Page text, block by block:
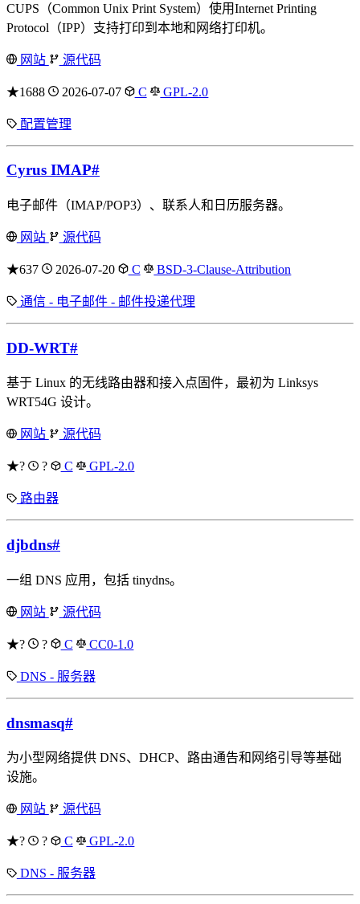
CUPS（Common Unix Print System）使用Internet Printing
Protocol（IPP）支持打印到本地和网络打印机。
网站 源代码
★1688 2026-07-07 C GPL-2.0
配置管理
Cyrus IMAP#
电子邮件（IMAP/POP3）、联系人和日历服务器。
网站 源代码
★637 2026-07-20 C BSD-3-Clause-Attribution
通信 - 电子邮件 - 邮件投递代理
DD-WRT#
基于 Linux 的无线路由器和接入点固件，最初为 Linksys
WRT54G 设计。
网站 源代码
★? ? C GPL-2.0
路由器
djbdns#
一组 DNS 应用，包括 tinydns。
网站 源代码
★? ? C CC0-1.0
DNS - 服务器
dnsmasq#
为小型网络提供 DNS、DHCP、路由通告和网络引导等基础
设施。
网站 源代码
★? ? C GPL-2.0
DNS - 服务器